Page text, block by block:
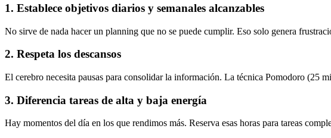
1. Establece objetivos diarios y semanales alcanzables
No sirve de nada hacer un planning que no se puede cumplir. Eso solo genera
2. Respeta los descansos
El cerebro necesita pausas para consolidar la información. La técnica Pomodoro (25
3. Diferencia tareas de alta y baja energía
Hay momentos del día en los que rendimos más. Reserva esas horas para tareas